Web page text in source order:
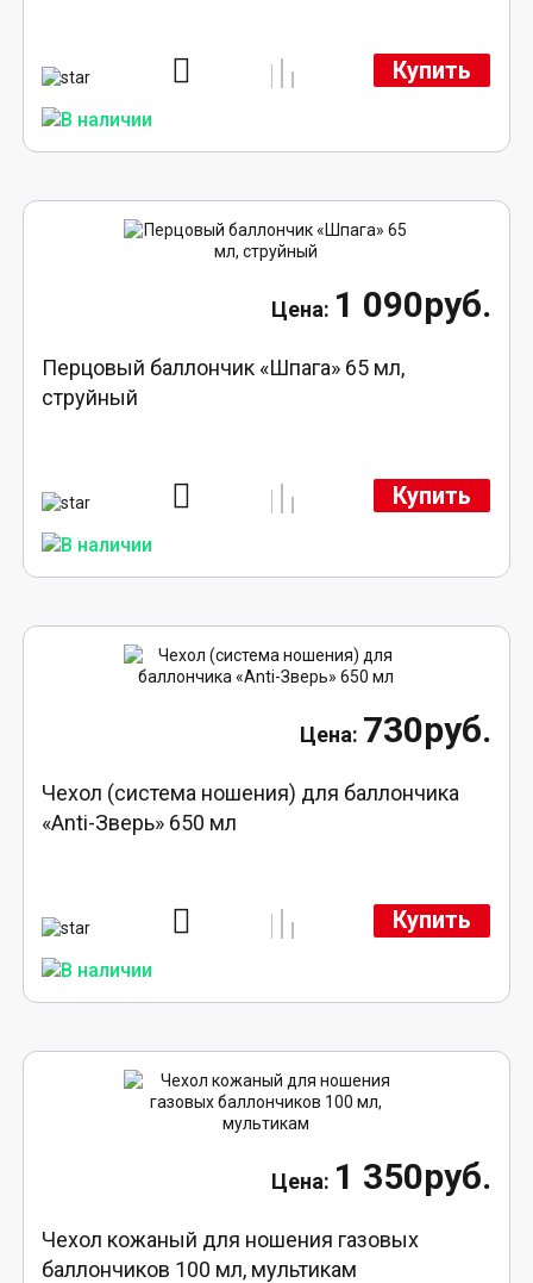
Купить
1 090руб.
Перцовый баллончик «Шпага» 65 мл,
струйный
Купить
730руб.
Чехол (система ношения) для баллончика
«Anti-Зверь» 650 мл
Купить
1 350руб.
Чехол кожаный для ношения газовых
баллончиков 100 мл, мультикам